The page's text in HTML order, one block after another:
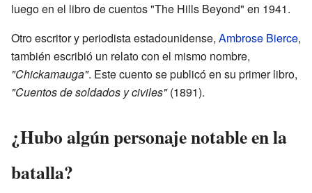
luego en el libro de cuentos "The Hills Beyond" en 1941.
Otro escritor y periodista estadounidense, Ambrose Bierce,
también escribió un relato con el mismo nombre,
"Chickamauga". Este cuento se publicó en su primer libro,
"Cuentos de soldados y civiles"(1891).
¿Hubo algún personaje notable en la
batalla?